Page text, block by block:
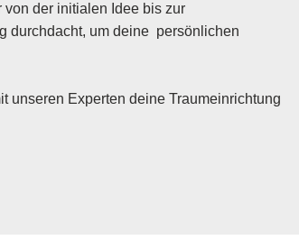
der initialen Idee bis zur
durchdacht, um deine persönlichen
unseren Experten deine Traumeinrichtung